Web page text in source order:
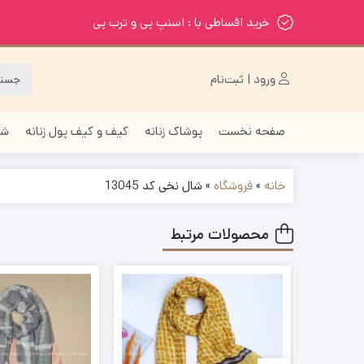
خرید اقساطی با : اسنپ پی و ترب پی
ورود | ثبت‌نام
صفحه نخست پوشاک زنانه کیف و کیف پول زنانه
خانه »فروشگاه »شال نخی کد 13045
محصولات مرتبط